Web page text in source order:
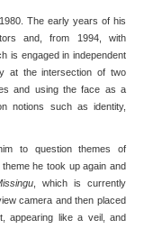
The early years of his
and, from 1994, with
is engaged in independent
at the intersection of two
and using the face as a
notions such as identity,
to question themes of
he took up again and
, which is currently
camera and then placed
appearing like a veil, and